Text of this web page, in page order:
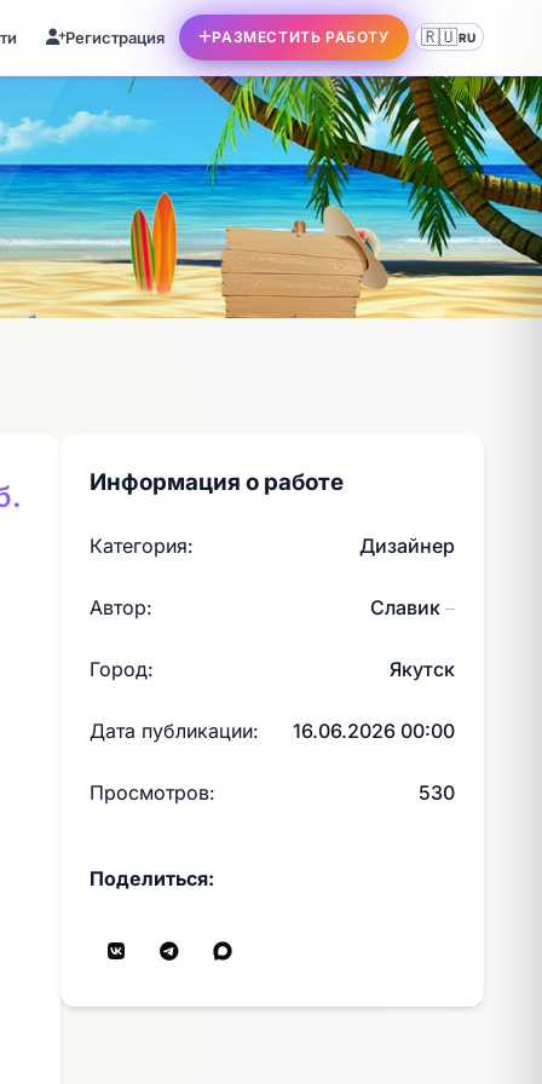
Регистрация РАЗМЕСТИТЬ РАБОТУ 🇷🇺RU
Информация о работе
Категория: Дизайнер
Автор: Славик —
Город: Якутск
Дата публикации: 16.06.2026 00:00
Просмотров: 530
Поделиться: